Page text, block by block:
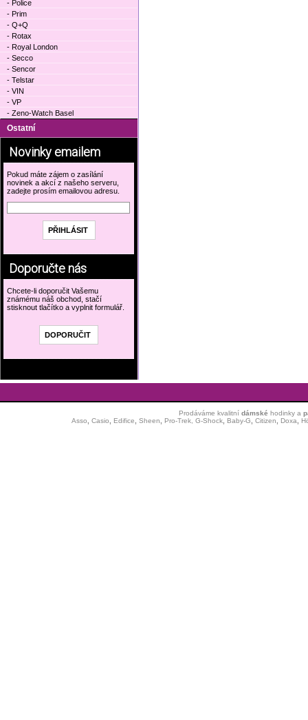
- Police
- Prim
- Q+Q
- Rotax
- Royal London
- Secco
- Sencor
- Telstar
- VIN
- VP
- Zeno-Watch Basel
Ostatní
Novinky emailem
Pokud máte zájem o zasílání
novinek a akcí z našeho serveru,
zadejte prosím emailovou adresu.
Doporučte nás
Chcete-li doporučit Vašemu
známému náš obchod, stačí
stisknout tlačítko a vyplnit formulář.
Prodáváme kvalitní dámské hodinkya
Asso
Casio Edifice Sheen Pro-Trek, G-Shock, Baby-G Citizen Doxa